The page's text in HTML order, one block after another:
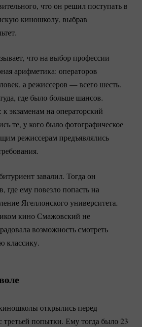
что он решил поступать в
киношколу, выбрав
что на выбор профессии
арифметика: операторов
а режиссеров — всего шесть.
где было больше шансов.
экзаменам на операторский
те, у кого было фотографическое
режиссерам предъявлялись
завалил. Тогда он
где ему повезло попасть на
Ягеллонского университета.
кино Смажовский не
возможность смотреть
классику.
открылись перед
попытки. Ему тогда было 23